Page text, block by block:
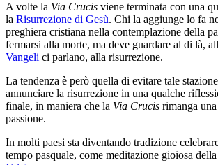
A volte la Via Crucis viene terminata con una
la Risurrezione di Gesù. Chi la aggiunge lo fa
preghiera cristiana nella contemplazione della
fermarsi alla morte, ma deve guardare al di là,
Vangeli ci parlano, alla risurrezione.
La tendenza è però quella di evitare tale
annunciare la risurrezione in una qualche
finale, in maniera che la Via Crucis rimanga
passione.
In molti paesi sta diventando tradizione
tempo pasquale, come meditazione gioiosa